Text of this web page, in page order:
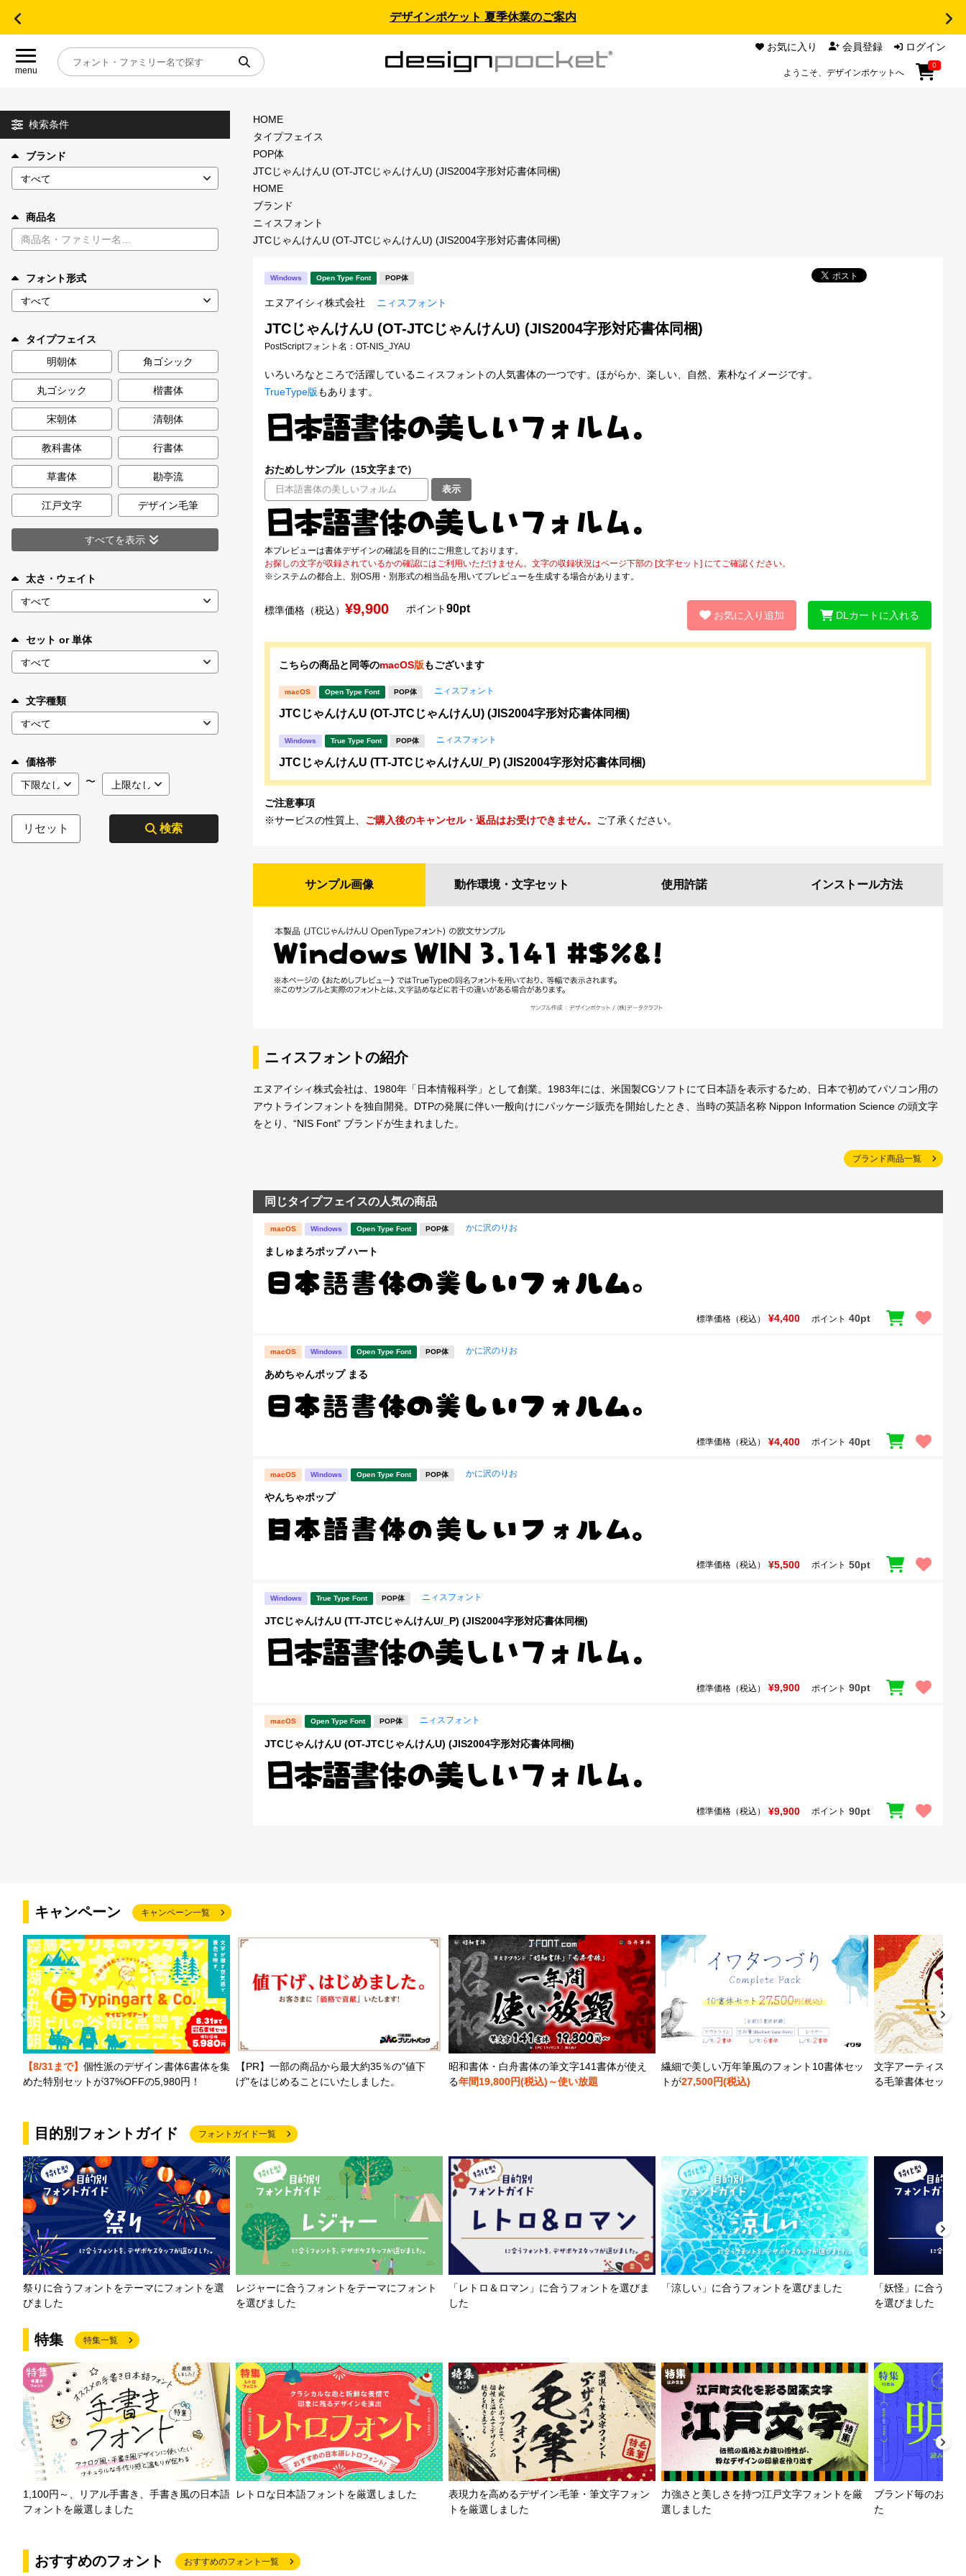
デザインポケット 夏季休業のご案内
menu
お気に入り 会員登録 ログイン
ようこそ、デザインポケットへ
0
目的別フォントガイド
特集
年間ライセンス商品
キャンペーン一覧
カート 0
マイページ
お気に入り
ご利用ガイド
お問い合わせ
検索条件
ブランド
商品名
フォント形式
タイプフェイス
明朝体
角ゴシック
丸ゴシック 楷書体
宋朝体 清朝体
教科書体 行書体
草書体 勘亭流
江戸文字 デザイン毛筆
すべてを表示
太さ・ウェイト
セット or 単体
文字種類
価格帯
〜
リセット 検索
HOME
タイプフェイス
POP体
JTCじゃんけんU (OT-JTCじゃんけんU) (JIS2004字形対応書体同梱)
HOME
ブランド
ニィスフォント
JTCじゃんけんU (OT-JTCじゃんけんU) (JIS2004字形対応書体同梱)
Windows Open Type Font POP体
エヌアイシィ株式会社 ニィスフォント
JTCじゃんけんU (OT-JTCじゃんけんU) (JIS2004字形対応書体同梱)
PostScriptフォント名： OT-NIS_JYAU
いろいろなところで活躍しているニィスフォントの人気書体の一つです。ほがらか、楽しい、自然、素朴なイメージです。
TrueType版もあります。
おためしサンプル（15文字まで）
表示
本プレビューは書体デザインの確認を目的にご用意しております。
お探しの文字が収録されているかの確認にはご利用いただけません。文字の収録状況はページ下部の [文字セット] にてご確認ください。
※システムの都合上、別OS用・別形式の相当品を用いてプレビューを生成する場合があります。
標準価格（税込） ¥9,900 ポイント90pt
お気に入り追加 DLカートに入れる
こちらの商品と同等のmacOS版もございます
macOS Open Type Font POP体 ニィスフォント
JTCじゃんけんU (OT-JTCじゃんけんU) (JIS2004字形対応書体同梱)
Windows True Type Font POP体 ニィスフォント
JTCじゃんけんU (TT-JTCじゃんけんU/_P) (JIS2004字形対応書体同梱)
ご注意事項
※サービスの性質上、 ご購入後のキャンセル・返品はお受けできません。 ご了承ください。
サンプル画像 動作環境・ 文字セット 使用許諾 インストール方法
ニィスフォントの紹介
エヌアイシィ株式会社は、1980年「日本情報科学」として創業。1983年には、米国製CGソフトにて日本語を表示するため、日本で初めてパソコン用の
アウトラインフォントを独自開発。DTPの発展に伴い一般向けにパッケージ販売を開始したとき、当時の英語名称 Nippon Information Science の頭文字
をとり、“NIS Font” ブランドが生まれました。
ブランド商品一覧
同じタイプフェイスの人気の商品
macOS Windows Open Type Font POP体 かに沢のりお
ましゅまろポップ ハート
標準価格（税込） ¥4,400 ポイント 40pt
macOS Windows Open Type Font POP体 かに沢のりお
あめちゃんポップ まる
標準価格（税込） ¥4,400 ポイント 40pt
macOS Windows Open Type Font POP体 かに沢のりお
やんちゃポップ
標準価格（税込） ¥5,500 ポイント 50pt
Windows True Type Font POP体 ニィスフォント
JTCじゃんけんU (TT-JTCじゃんけんU/_P) (JIS2004字形対応書体同梱)
標準価格（税込） ¥9,900 ポイント 90pt
macOS Open Type Font POP体 ニィスフォント
JTCじゃんけんU (OT-JTCじゃんけんU) (JIS2004字形対応書体同梱)
標準価格（税込） ¥9,900 ポイント 90pt
キャンペーン キャンペーン一覧
【8/31まで】 個性派のデザイン書体6書体を集
めた特別セットが37%OFFの5,980円！
【PR】一部の商品から最大約35％の"値下
げ"をはじめることにいたしました。
昭和書体・白舟書体の筆文字141書体が使え
る年間19,800円(税込)～使い放題
繊細で美しい万年筆風のフォント10書体セッ
トが27,500円(税込)
文字アーティスト
る毛筆書体セットが
目的別フォントガイド フォントガイド一覧
祭りに合うフォントをテーマにフォントを選
びました
レジャーに合うフォントをテーマにフォント
を選びました
「レトロ＆ロマン」に合うフォントを選びま
した
「涼しい」に合うフォントを選びました
「妖怪」に合うフ
を選びました
特集 特集一覧
1,100円～、リアル手書き、手書き風の日本語
フォントを厳選しました
レトロな日本語フォントを厳選しました
表現力を高めるデザイン毛筆・筆文字フォン
トを厳選しました
力強さと美しさを持つ江戸文字フォントを厳
選しました
ブランド毎のおす
た
おすすめのフォント おすすめのフォント一覧